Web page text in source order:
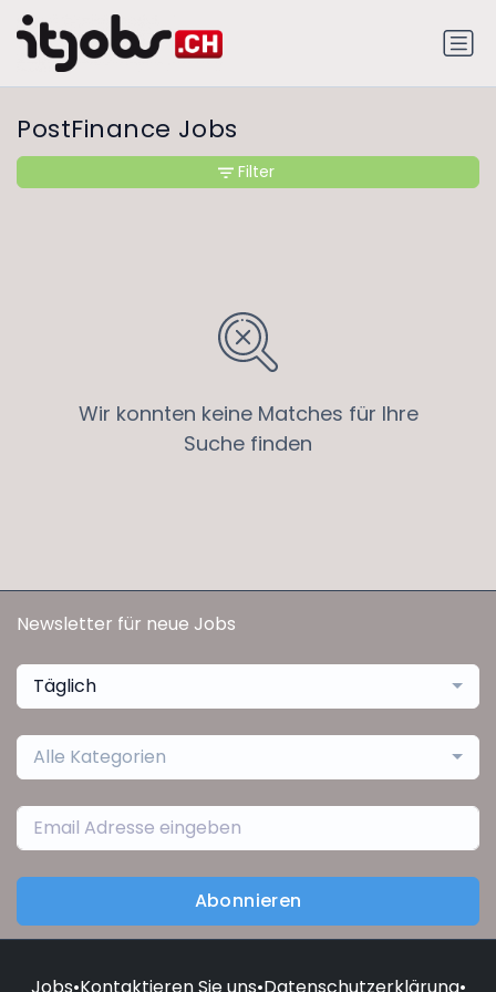
PostFinance Jobs
Wir konnten keine Matches für Ihre
Suche finden
Filter
Newsletter für neue Jobs
Täglich
Alle Kategorien
Abonnieren
Jobs•Kontaktieren Sie uns•Datenschutzerklärung•